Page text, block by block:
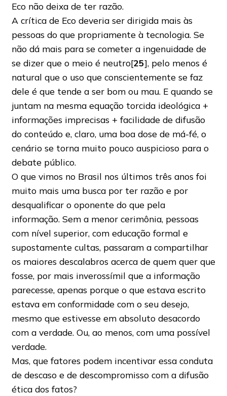
Eco não deixa de ter razão.
A crítica de Eco deveria ser dirigida mais às
pessoas do que propriamente à tecnologia. Se
não dá mais para se cometer a ingenuidade de
se dizer que o meio é neutro[25], pelo menos é
natural que o uso que conscientemente se faz
dele é que tende a ser bom ou mau. E quando se
juntam na mesma equação torcida ideológica +
informações imprecisas + facilidade de difusão
do conteúdo e, claro, uma boa dose de má-fé, o
cenário se torna muito pouco auspicioso para o
debate público.
O que vimos no Brasil nos últimos três anos foi
muito mais uma busca por ter razão e por
desqualificar o oponente do que pela
informação. Sem a menor cerimônia, pessoas
com nível superior, com educação formal e
supostamente cultas, passaram a compartilhar
os maiores descalabros acerca de quem quer que
fosse, por mais inverossímil que a informação
parecesse, apenas porque o que estava escrito
estava em conformidade com o seu desejo,
mesmo que estivesse em absoluto desacordo
com a verdade. Ou, ao menos, com uma possível
verdade.
Mas, que fatores podem incentivar essa conduta
de descaso e de descompromisso com a difusão
ética dos fatos?